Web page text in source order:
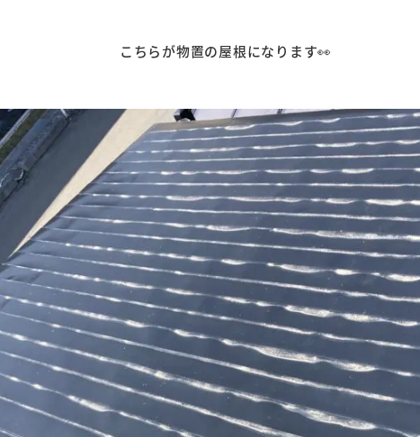
こちらが物置の屋根になります👀